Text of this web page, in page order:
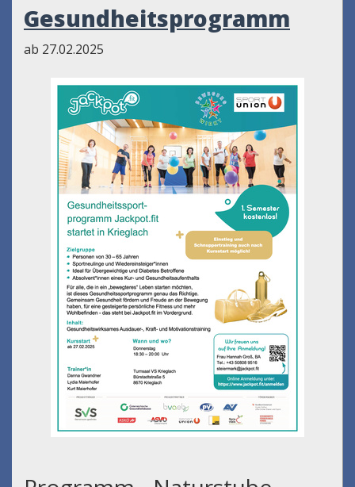
Gesundheitsprogramm
ab 27.02.2025